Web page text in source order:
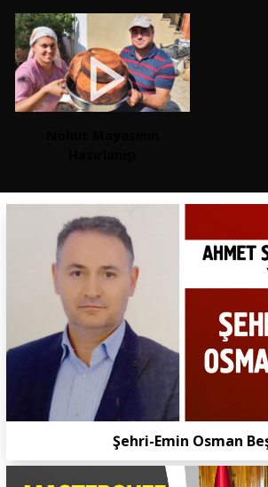
Şehri-Emin Osman